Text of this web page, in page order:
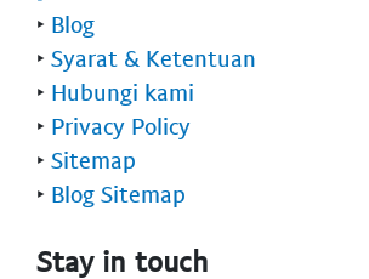
‣ Blog
‣ Syarat & Ketentuan
‣ Hubungi kami
‣ Privacy Policy
‣ Sitemap
‣ Blog Sitemap
Stay in touch